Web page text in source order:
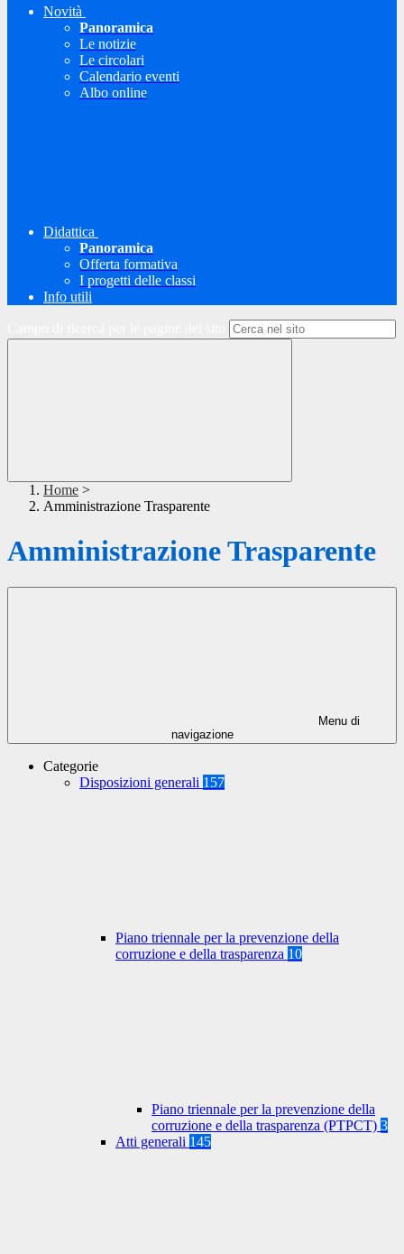
Novità
Panoramica
Le notizie
Le circolari
Calendario eventi
Albo online
Didattica
Panoramica
Offerta formativa
I progetti delle classi
Info utili
Home >
Amministrazione Trasparente
Amministrazione Trasparente
Menu di
navigazione
Categorie
Disposizioni generali 157
Piano triennale per la prevenzione della
corruzione e della trasparenza 10
Piano triennale per la prevenzione della
corruzione e della trasparenza (PTPCT) 3
Atti generali 145